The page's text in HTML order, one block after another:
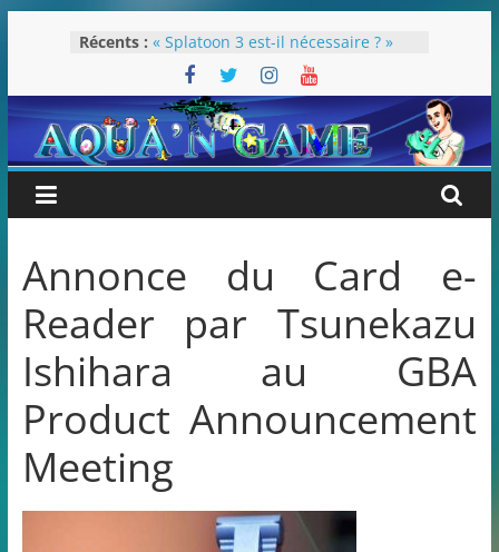
Récents : « Splatoon 3 est-il nécessaire ? »
« Dans les coulisses des JV Harry
Potter »
Pokémon Écarlate : ceci est une
révolution (ou pas) !
Attentes 2023
Rétrospective 2022
Annonce du Card e-
Reader par Tsunekazu
Ishihara au GBA
Product Announcement
Meeting